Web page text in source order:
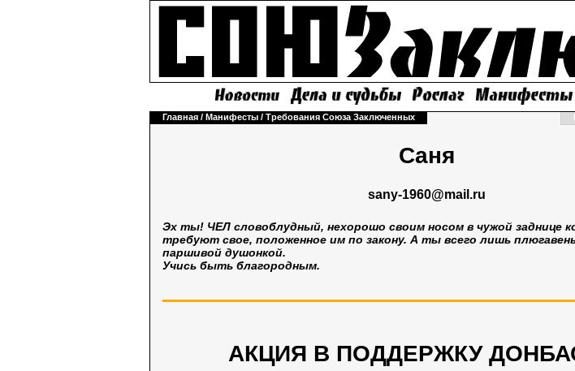
Главная / Манифесты / Требования Союза Заключенных
Саня
sany-1960@mail.ru
Эх ты! ЧЕЛ словоблудный, нехорошо своим носом в чужой заднице
требуют свое, положенное им по закону. А ты всего лишь
паршивой душонкой.
Учись быть благородным.
АКЦИЯ В ПОДДЕРЖКУ